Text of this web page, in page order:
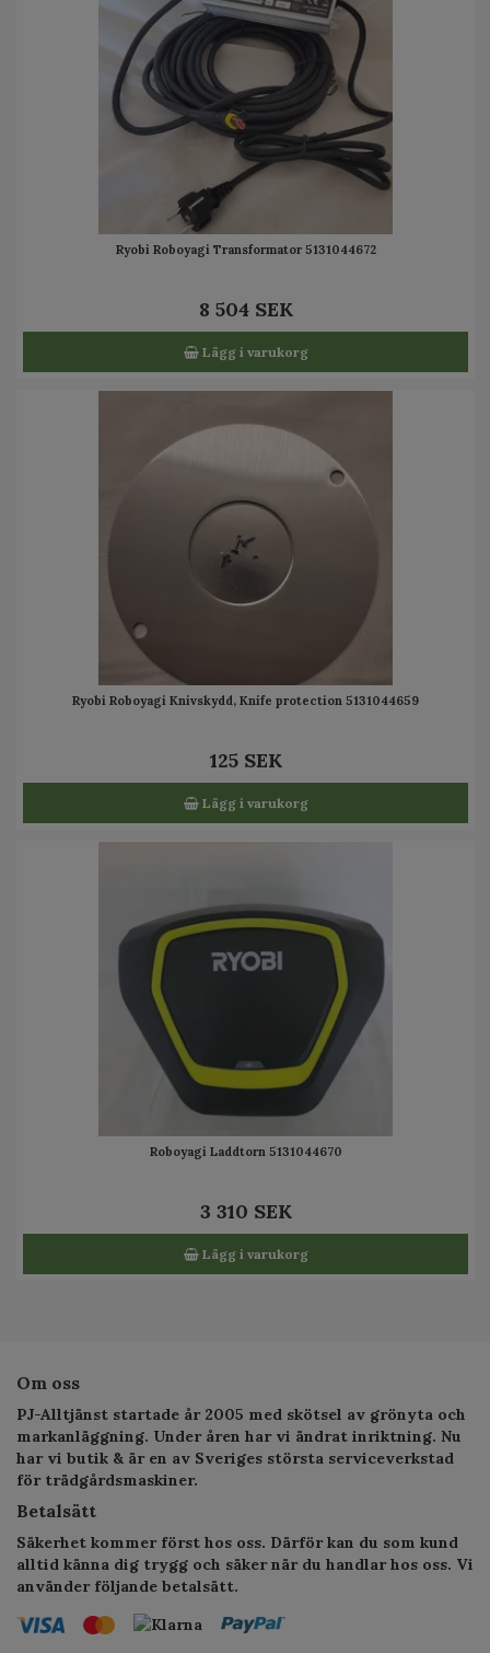
Ryobi Roboyagi Transformator 5131044672
8 504 SEK
Lägg i varukorg
Ryobi Roboyagi Knivskydd, Knife protection 5131044659
125 SEK
Lägg i varukorg
Roboyagi Laddtorn 5131044670
3 310 SEK
Lägg i varukorg
Om oss
PJ-Alltjänst startade år 2005 med skötsel av grönyta och
markanläggning. Under åren har vi ändrat inriktning. Nu
har vi butik & är en av Sveriges största serviceverkstad
för trädgårdsmaskiner.
Betalsätt
Säkerhet kommer först hos oss. Därför kan du som kund
alltid känna dig trygg och säker när du handlar hos oss. Vi
använder följande betalsätt.